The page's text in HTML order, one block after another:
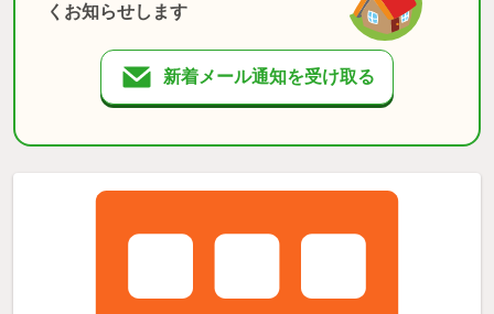
くお知らせします
新着メール通知を受け取る